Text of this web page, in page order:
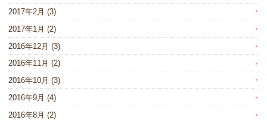
2017年2月 (3)
2017年1月 (2)
2016年12月 (3)
2016年11月 (2)
2016年10月 (3)
2016年9月 (4)
2016年8月 (2)